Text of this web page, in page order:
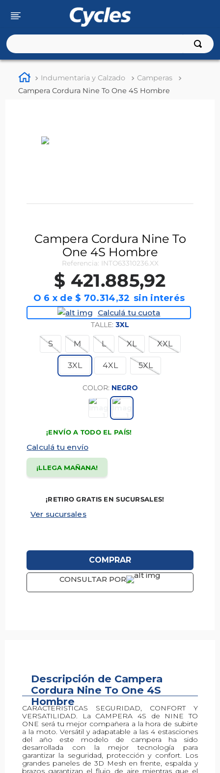
Buscar
Indumentaria y Calzado
Camperas
Campera Cordura Nine To One 4S Hombre
Campera Cordura Nine To
One 4S Hombre
Referencia: INTO63310236.XX
$ 421.885,92
O 6 x de $ 70.314,32
Calculá tu cuota
COLOR: NEGRO
TALLE: 3XL
S M L XL XXL
3XL 4XL 5XL
¡ENVÍO A TODO EL PAÍS!
Calculá tu envío
¡LLEGA MAÑANA!
¡RETIRO GRATIS EN SUCURSALES!
Ver sucursales
COMPRAR
CONSULTAR POR
Descripción de Campera
Cordura Nine To One 4S
Hombre
Descripción
CARACTERISTICAS SEGURIDAD, CONFORT Y
VERSATILIDAD. La CAMPERA 4S de NINE TO
ONE será tu mejor compañera a la hora de subirte
a la moto. Versátil y adapatable a las 4 estasciones
del año este modelo de campera ha sido
desarrollada con la mejor tecnología para
garantizar la seguridad, protección y confort. Los
grandes paneles de 3D Mesh en frente, espalda y
brazos garantizan el flujo de aire mientras que el
1.
rouser
125